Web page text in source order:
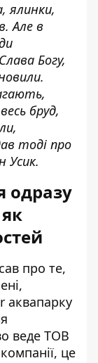
ялинки,
Але в
Богу,
бруд,
тоді про
Усик.
одразу
про те,
аквапарку
веде ТОВ
це